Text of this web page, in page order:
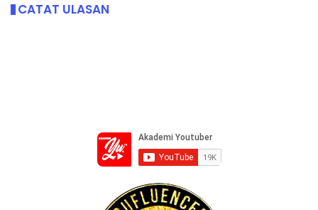
CATAT ULASAN